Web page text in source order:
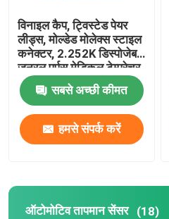
होम
विनाइल कैप, ट्विस्टेड पेयर
लीड्स, मोल्डेड मोलेक्स स्टाइल
कनेक्टर, 2.252K डिस्पोजेबल
जनरल पर्पस मेडिकल टेम्परेचर
सेंसर
सबसे अच्छी कीमत
हमसे संपर्क करें
ऑटोमोटिव तापमान सेंसर (18)